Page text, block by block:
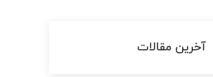
آخرین مقالات​